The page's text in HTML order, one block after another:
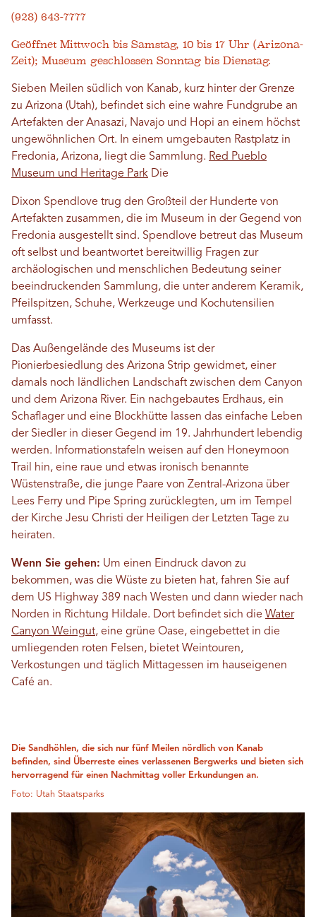
(928) 643-7777
Geöffnet Mittwoch bis Samstag, 10 bis 17 Uhr (Arizona-
Zeit); Museum geschlossen Sonntag bis Dienstag.
Sieben Meilen südlich von Kanab, kurz hinter der Grenze
zu Arizona (Utah), befindet sich eine wahre Fundgrube an
Artefakten der Anasazi, Navajo und Hopi an einem höchst
ungewöhnlichen Ort. In einem umgebauten Rastplatz in
Fredonia, Arizona, liegt die Sammlung. Red Pueblo
Museum und Heritage Park Die
Dixon Spendlove trug den Großteil der Hunderte von
Artefakten zusammen, die im Museum in der Gegend von
Fredonia ausgestellt sind. Spendlove betreut das Museum
oft selbst und beantwortet bereitwillig Fragen zur
archäologischen und menschlichen Bedeutung seiner
beeindruckenden Sammlung, die unter anderem Keramik,
Pfeilspitzen, Schuhe, Werkzeuge und Kochutensilien
umfasst.
Das Außengelände des Museums ist der
Pionierbesiedlung des Arizona Strip gewidmet, einer
damals noch ländlichen Landschaft zwischen dem Canyon
und dem Arizona River. Ein nachgebautes Erdhaus, ein
Schaflager und eine Blockhütte lassen das einfache Leben
der Siedler in dieser Gegend im 19. Jahrhundert lebendig
werden. Informationstafeln weisen auf den Honeymoon
Trail hin, eine raue und etwas ironisch benannte
Wüstenstraße, die junge Paare von Zentral-Arizona über
Lees Ferry und Pipe Spring zurücklegten, um im Tempel
der Kirche Jesu Christi der Heiligen der Letzten Tage zu
heiraten.
Wenn Sie gehen: Um einen Eindruck davon zu
bekommen, was die Wüste zu bieten hat, fahren Sie auf
dem US Highway 389 nach Westen und dann wieder nach
Norden in Richtung Hildale. Dort befindet sich die Water
Canyon Weingut, eine grüne Oase, eingebettet in die
umliegenden roten Felsen, bietet Weintouren,
Verkostungen und täglich Mittagessen im hauseigenen
Café an.
Die Sandhöhlen, die sich nur fünf Meilen nördlich von Kanab
befinden, sind Überreste eines verlassenen Bergwerks und bieten sich
hervorragend für einen Nachmittag voller Erkundungen an.
Foto: Utah Staatsparks